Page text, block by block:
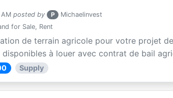
posted by P Michaelinvest
for Sale, Rent
de terrain agricole pour votre projet
disponibles à louer avec contrat de bail
Supply